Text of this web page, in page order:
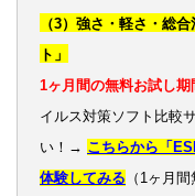
（3）強さ・軽さ・総
ト」
1ヶ月間の無料お試し期
イルス対策ソフト比較
い！→ こちらから「
体験してみる （1ヶ月